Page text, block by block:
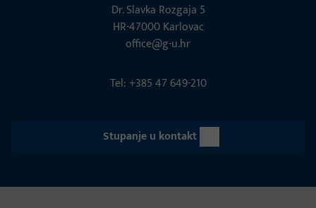
Dr. Slavka Rozgaja 5
HR-47000 Karlovac
office@g-u.hr
Tel: +385 47 649-210
Stupanje u kontakt